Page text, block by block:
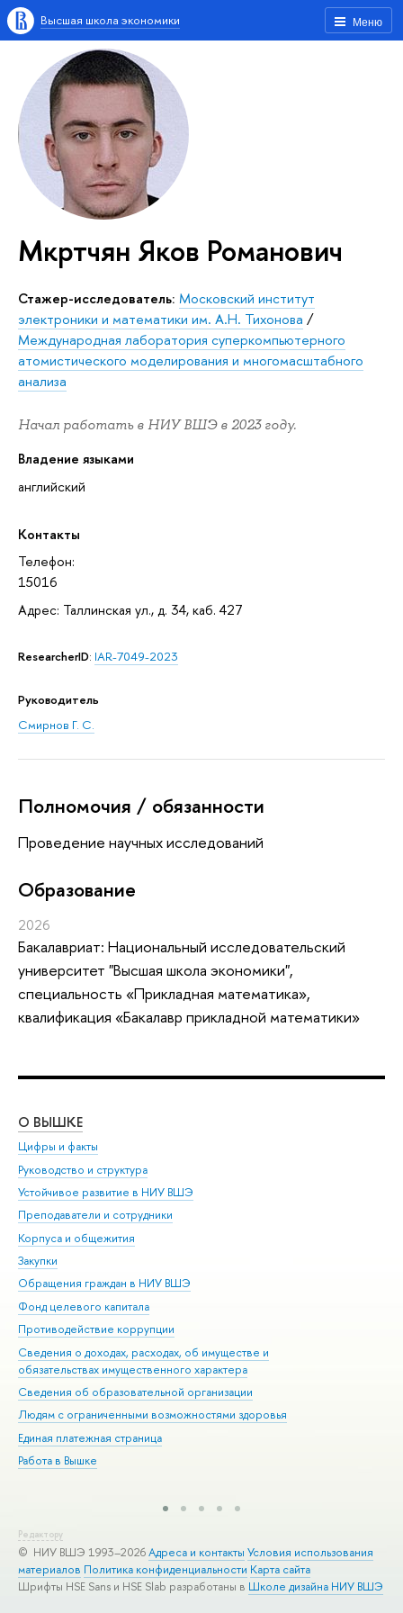
Меню
Высшая школа экономики
Мкртчян Яков Романович
Стажер-исследователь: Московский институт
электроники и математики им. А.Н. Тихонова /
Международная лаборатория суперкомпьютерного
атомистического моделирования и многомасштабного
анализа
Начал работать в НИУ ВШЭ в 2023 году.
Владение языками
английский
Контакты
Телефон:
15016
Адрес: Таллинская ул., д. 34, каб. 427
ResearcherID: IAR-7049-2023
Руководитель
Смирнов Г. С.
Полномочия / обязанности
Проведение научных исследований
Oбразование
2026
Бакалавриат: Национальный исследовательский
университет "Высшая школа экономики",
специальность «Прикладная математика»,
квалификация «Бакалавр прикладной математики»
О ВЫШКЕ
Цифры и факты
Руководство и структура
Устойчивое развитие в НИУ ВШЭ
Преподаватели и сотрудники
Корпуса и общежития
Закупки
Обращения граждан в НИУ ВШЭ
Фонд целевого капитала
Противодействие коррупции
Сведения о доходах, расходах, об имуществе и
обязательствах имущественного характера
Сведения об образовательной организации
Людям с ограниченными возможностями здоровья
Единая платежная страница
Работа в Вышке
Редактору
© НИУ ВШЭ 1993–2026Адреса и контакты Условия использования
материалов Политика конфиденциальности Карта сайта
Шрифты HSE Sans и HSE Slab разработаны в Школе дизайна НИУ ВШЭ